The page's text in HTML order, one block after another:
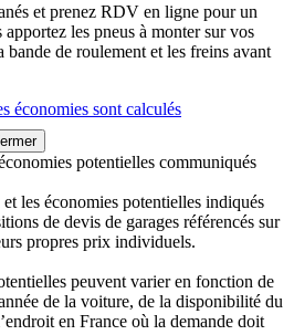
et prenez RDV en ligne pour un
les pneus à monter sur vos
de roulement et les freins avant
économies sont calculés
potentielles communiqués
les économies potentielles indiqués
de devis de garages référencés sur
propres prix individuels.
peuvent varier en fonction de
de la voiture, de la disponibilité du
en France où la demande doit